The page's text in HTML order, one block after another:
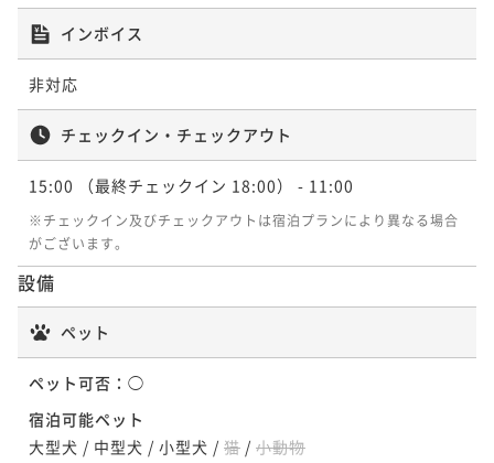
インボイス
非対応
チェックイン・チェックアウト
15:00 （最終チェックイン 18:00） - 11:00
※チェックイン及びチェックアウトは宿泊プランにより異なる場合
がございます。
設備
ペット
ペット可否： ◯
宿泊可能ペット
大型犬 / 中型犬 / 小型犬 / 猫 / 小動物